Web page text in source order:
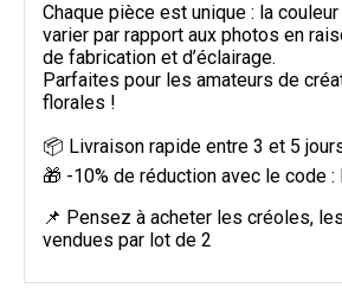
Chaque pièce est unique : la
varier par rapport aux photos en
de fabrication et d’éclairage.
Parfaites pour les amateurs de
florales !
📦 Livraison rapide entre 3 et 5
🎁 -10% de réduction avec le code :
📌 Pensez à acheter les créoles,
vendues par lot de 2